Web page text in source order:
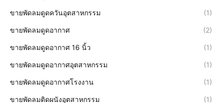
ขายพัดลมดูดควันอุตสาหกรรม (1)
ขายพัดลมดูดอากาศ (2)
ขายพัดลมดูดอากาศ 16 นิ้ว (1)
ขายพัดลมดูดอากาศอุตสาหกรรม (1)
ขายพัดลมดูดอากาศโรงงาน (1)
ขายพัดลมติดผนังอุตสาหกรรม (1)